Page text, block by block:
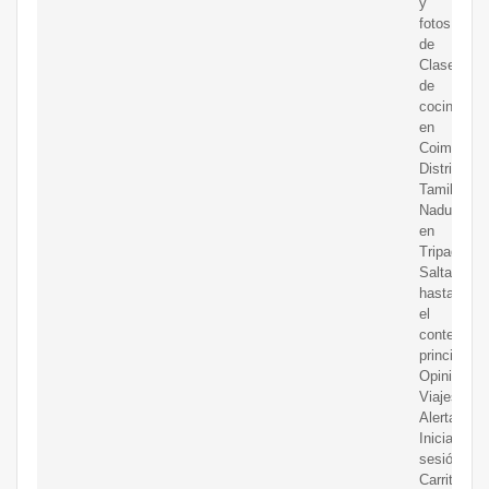
fotos
de
Clases
de
cocina
en
District,
Tamil
Nadu
en
Saltar
hasta
el
contenido
principal
Opinión
Viajes
Alertas
Iniciar
sesión
Carrito